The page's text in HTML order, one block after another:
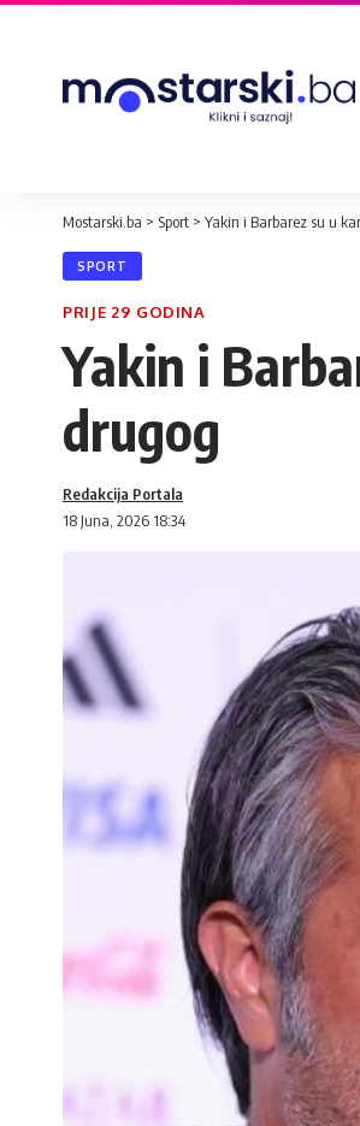
Mostarski.ba > Sport > Yakin i Barbarez su u
SPORT
PRIJE 29 GODINA
Yakin i
drugog
18 Juna, 2026 18:34
Redakcija Portala